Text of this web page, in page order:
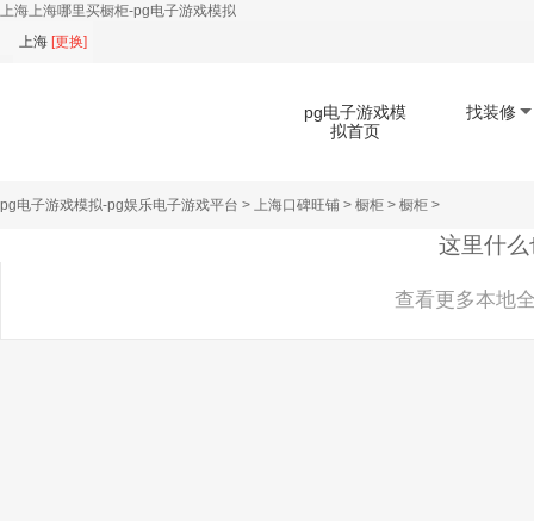
上海上海哪里买橱柜-pg电子游戏模拟
上海 [更换]
pg电子游戏模
拟首页
找装修
扫码下载app
pg电子游戏模拟-pg娱乐电子游戏平台 > 上海口碑旺铺 > 橱柜 > 橱柜 >
这里什
查看更多本地